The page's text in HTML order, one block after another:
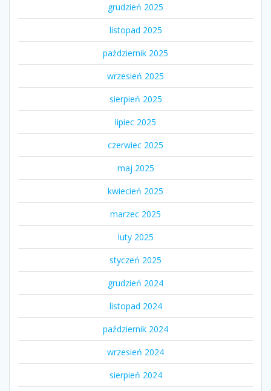
grudzień 2025
listopad 2025
październik 2025
wrzesień 2025
sierpień 2025
lipiec 2025
czerwiec 2025
maj 2025
kwiecień 2025
marzec 2025
luty 2025
styczeń 2025
grudzień 2024
listopad 2024
październik 2024
wrzesień 2024
sierpień 2024